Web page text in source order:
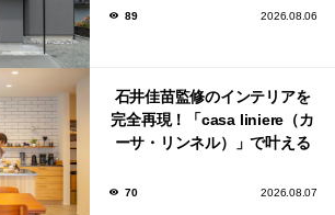
89 2026.08.06
石井佳苗監修のインテリアを
完全再現！「casa liniere（カ
ーサ・リンネル）」で叶える
70 2026.08.07